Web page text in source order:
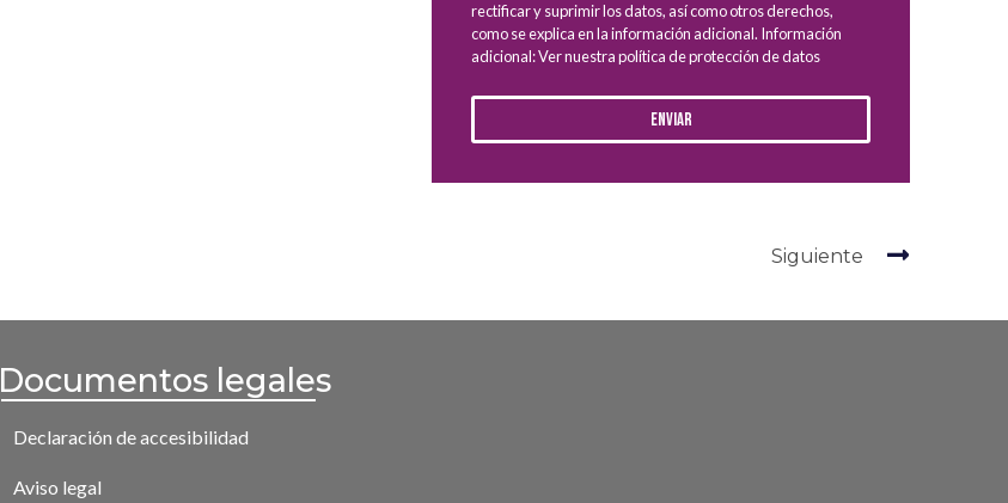
rectificar y suprimir los datos, así como otros derechos,
como se explica en la información adicional. Información
adicional: Ver nuestra política de protección de datos
Enviar
Siguiente
Documentos legales
Declaración de accesibilidad
Aviso legal